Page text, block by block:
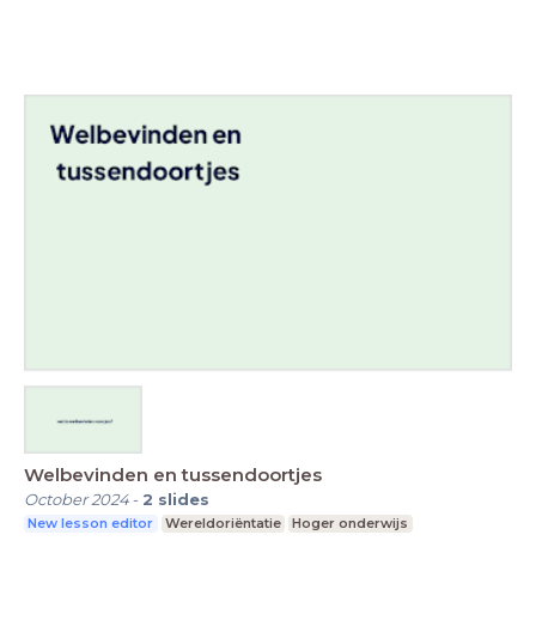
Welbevinden en tussendoortjes
October 2024- 2 slides
New lesson editor Wereldoriëntatie Hoger onderwijs